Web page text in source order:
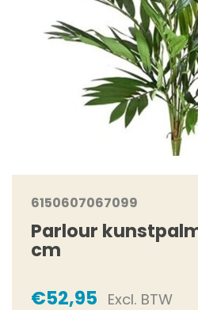
6150607067099
Parlour
cm
€52,95 Excl. BTW